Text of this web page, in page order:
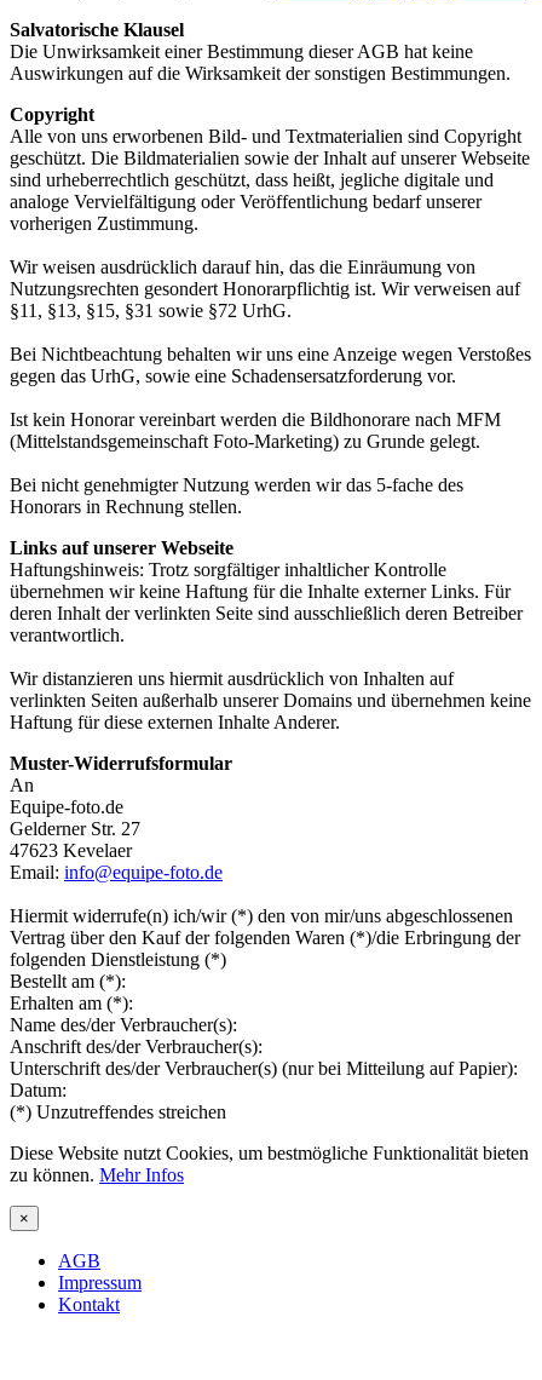
Salvatorische Klausel
Die Unwirksamkeit einer Bestimmung dieser AGB hat keine
Auswirkungen auf die Wirksamkeit der sonstigen Bestimmungen.
Copyright
Alle von uns erworbenen Bild- und Textmaterialien sind Copyright
geschützt. Die Bildmaterialien sowie der Inhalt auf unserer Webseite
sind urheberrechtlich geschützt, dass heißt, jegliche digitale und
analoge Vervielfältigung oder Veröffentlichung bedarf unserer
vorherigen Zustimmung.
Wir weisen ausdrücklich darauf hin, das die Einräumung von
Nutzungsrechten gesondert Honorarpflichtig ist. Wir verweisen auf
§11, §13, §15, §31 sowie §72 UrhG.
Bei Nichtbeachtung behalten wir uns eine Anzeige wegen Verstoßes
gegen das UrhG, sowie eine Schadensersatzforderung vor.
Ist kein Honorar vereinbart werden die Bildhonorare nach MFM
(Mittelstandsgemeinschaft Foto-Marketing) zu Grunde gelegt.
Bei nicht genehmigter Nutzung werden wir das 5-fache des
Honorars in Rechnung stellen.
Links auf unserer Webseite
Haftungshinweis: Trotz sorgfältiger inhaltlicher Kontrolle
übernehmen wir keine Haftung für die Inhalte externer Links. Für
deren Inhalt der verlinkten Seite sind ausschließlich deren Betreiber
verantwortlich.
Wir distanzieren uns hiermit ausdrücklich von Inhalten auf
verlinkten Seiten außerhalb unserer Domains und übernehmen keine
Haftung für diese externen Inhalte Anderer.
Muster-Widerrufsformular
An
Equipe-foto.de
Gelderner Str. 27
47623 Kevelaer
Email: info@equipe-foto.de
Hiermit widerrufe(n) ich/wir (*) den von mir/uns abgeschlossenen
Vertrag über den Kauf der folgenden Waren (*)/die Erbringung der
folgenden Dienstleistung (*)
Bestellt am (*):
Erhalten am (*):
Name des/der Verbraucher(s):
Anschrift des/der Verbraucher(s):
Unterschrift des/der Verbraucher(s) (nur bei Mitteilung auf Papier):
Datum:
(*) Unzutreffendes streichen
Diese Website nutzt Cookies, um bestmögliche Funktionalität bieten
zu können. Mehr Infos
×
AGB
Impressum
Kontakt